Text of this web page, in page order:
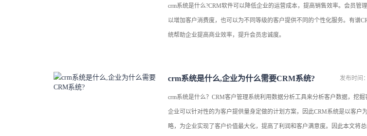
crm系统是什么?CRM软件可以降低企业的运营成本，提高销售效率。会员管
以增加客户消费度，也可以为不同等级的客户提供不同的个性化服务。有谱
统帮助企业提高商业效率，提升会员忠诚度。
crm系统是什么,企业为什么需要CRM系统? 发布时间
crm系统是什么？CRM客户管理系统利用数据分析工具来分析客户数据，挖掘
企业可以针对性的为客户提供量身定做的计划方案，因此CRM系统是以客户
略，为企业实现了客户价值最大化，提高了利润和客户满意度。因此本文将